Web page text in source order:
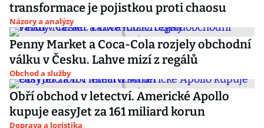
transformace je pojistkou proti chaosu
Názory a analýzy
Penny Market a Coca-Cola rozjely obchodní
válku v Česku. Lahve mizí z regálů
Obchod a služby
Obří obchod v letectví. Americké Apollo
kupuje easyJet za 161 miliard korun
Doprava a logistika